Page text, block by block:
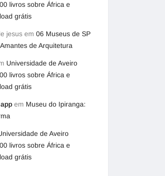
livros sobre África e
grátis
jesus em 06 Museus de SP
de Arquitetura
Universidade de Aveiro
livros sobre África e
grátis
em Museu do Ipiranga:
de Aveiro
livros sobre África e
grátis